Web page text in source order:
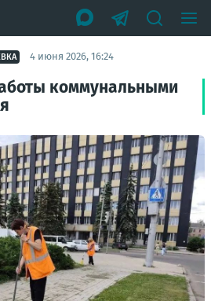
4 июня 2026, 16:24
коммунальными